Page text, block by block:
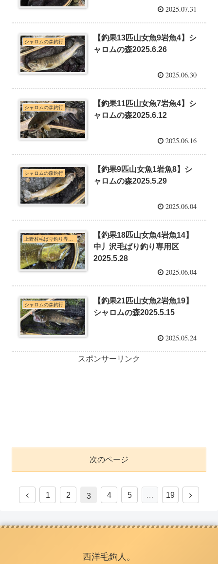
2025.07.31
シャロムの森釣行
【釣果13匹山女魚9岩魚4】シ
ャロムの森2025.6.26
2025.06.30
シャロムの森釣行
【釣果11匹山女魚7岩魚4】シ
ャロムの森2025.6.12
2025.06.16
シャロムの森釣行
【釣果9匹山女魚1岩魚8】シ
ャロムの森2025.5.29
2025.06.04
【釣果18匹山女魚4岩魚14】
中丿沢毛ばり釣り専用区
2025.5.28
2025.06.04
シャロムの森釣行
【釣果21匹山女魚2岩魚19】
シャロムの森2025.5.15
2025.05.24
スポンサーリンク
次のページ
1 2 3 4 5 … 19
西洋毛鉤人。